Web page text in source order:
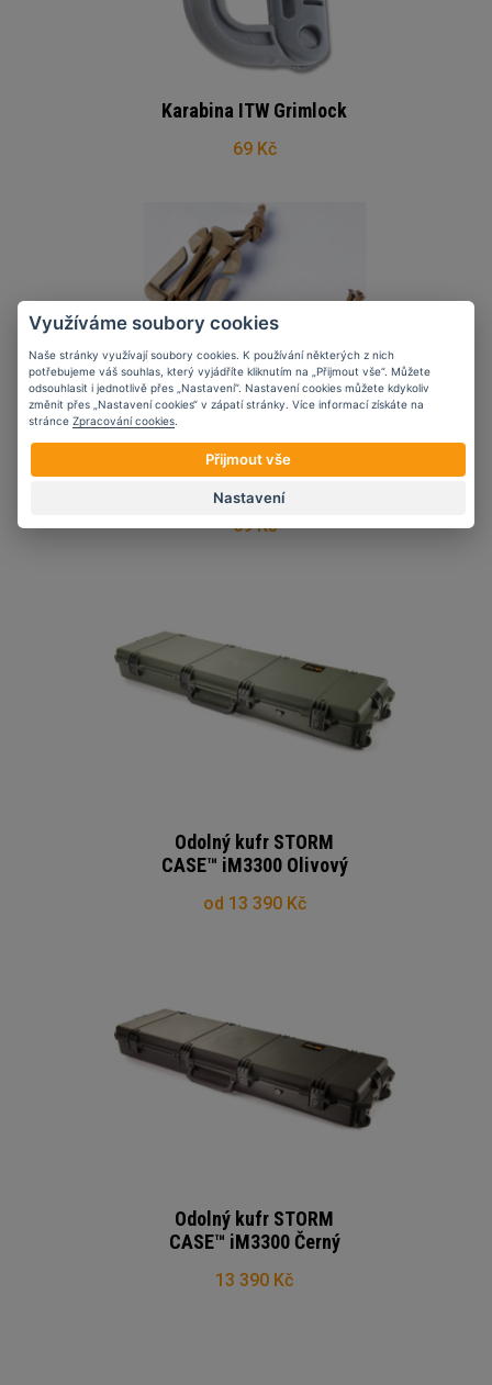
Karabina ITW Grimlock
69 Kč
Karabina ITW Web
Dominator
59 Kč
Odolný kufr STORM
CASE™ iM3300 Olivový
od 13 390 Kč
Odolný kufr STORM
CASE™ iM3300 Černý
13 390 Kč
Využíváme soubory cookies
Naše stránky využívají soubory cookies. K používání některých z nich
potřebujeme váš souhlas, který vyjádříte kliknutím na „Přijmout vše“. Můžete
odsouhlasit i jednotlivě přes „Nastavení“. Nastavení cookies můžete kdykoliv
změnit přes „Nastavení cookies“ v zápatí stránky. Více informací získáte na
stránce Zpracování cookies
Přijmout vše
Nastavení